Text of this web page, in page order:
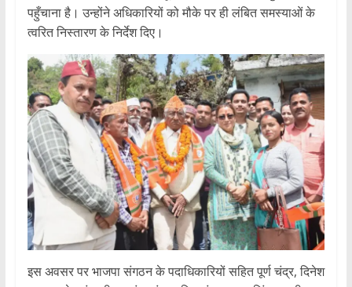
पहुँचाना है। उन्होंने अधिकारियों को मौके पर ही लंबित समस्याओं के
त्वरित निस्तारण के निर्देश दिए।
इस अवसर पर भाजपा संगठन के पदाधिकारियों सहित पूर्ण चंद्र, दिनेश